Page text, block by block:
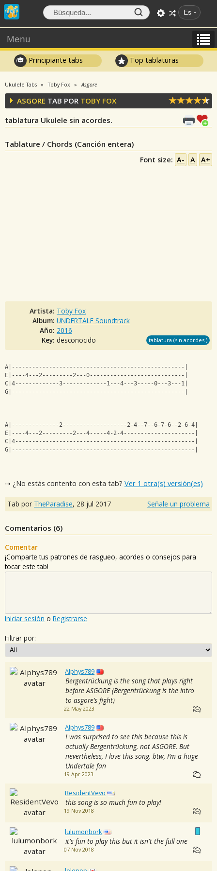
Es
Menu
Principiante tabs Top tablaturas
Ukulele Tabs Toby Fox Asgore
ASGORE TAB POR TOBY FOX
tablatura Ukulele sin acordes.
Tablature / Chords (Canción entera)
Font size: A- A A+
Artista: Toby Fox
Album: UNDERTALE Soundtrack
Año: 2016
Key: desconocido tablatura (sin acordes )
A|---------------------------------------------------|
E|----4---2---------2---0----------------------------|
C|4-------------3-------------1---4---3-----0---3---1|
G|---------------------------------------------------|
A|--------------2-------------------2-4--7--6-7-6--2-6-4|
E|----4---2---------2---4-----4-2-4---------------------|
C|4-----------------------------------------------------|
G|------------------------------------------------------|
⇢ ¿No estás contento con esta tab? Ver 1 otra(s) versión(es)
Tab por TheParadise, 28 jul 2017 Señale un problema
Comentarios (6)
Comentar
¡Comparte tus patrones de rasgueo, acordes o consejos para
tocar este tab!
Iniciar sesión o Registrarse
Filtrar por:
Alphys789
Bergentrückung is the song that plays right
before ASGORE (Bergentrückung is the intro
to asgore’s fight)
22 May 2023
Alphys789
I was surprised to see this because this is
actually Bergentrückung, not ASGORE. But
nevertheless, I love this song. btw, I’m a huge
Undertale fan
19 Apr 2023
ResidentVevo
this song is so much fun to play!
19 Nov 2018
lulumonbork
it's fun to play this but it isn't the full one
07 Nov 2018